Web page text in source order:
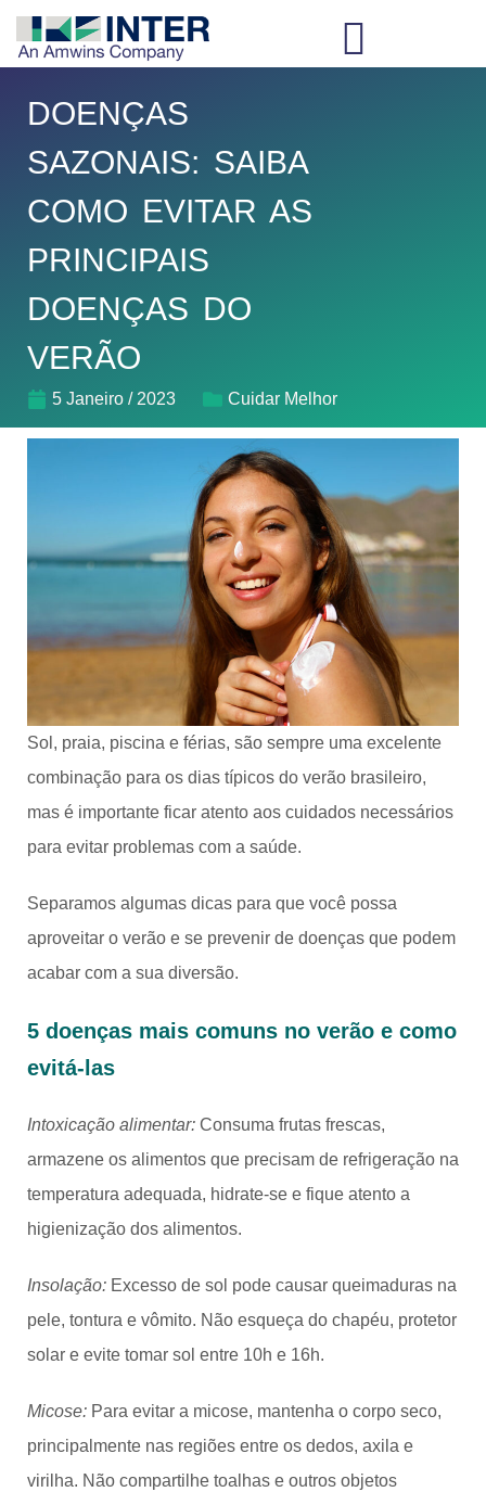
DOENÇAS
SAZONAIS: SAIBA
COMO EVITAR AS
PRINCIPAIS
DOENÇAS DO
VERÃO
5 Janeiro / 2023 Cuidar Melhor
Sol, praia, piscina e férias, são sempre uma excelente
combinação para os dias típicos do verão brasileiro,
mas é importante ficar atento aos cuidados necessários
para evitar problemas com a saúde.
Separamos algumas dicas para que você possa
aproveitar o verão e se prevenir de doenças que podem
acabar com a sua diversão.
5 doenças mais comuns no verão e como
evitá-las
Intoxicação alimentar: Consuma frutas frescas,
armazene os alimentos que precisam de refrigeração na
temperatura adequada, hidrate-se e fique atento a
higienização dos alimentos.
Insolação: Excesso de sol pode causar queimaduras na
pele, tontura e vômito. Não esqueça do chapéu, protetor
solar e evite tomar sol entre 10h e 16h.
Micose: Para evitar a micose, mantenha o corpo seco,
principalmente nas regiões entre os dedos, axila e
virilha. Não compartilhe toalhas e outros objetos